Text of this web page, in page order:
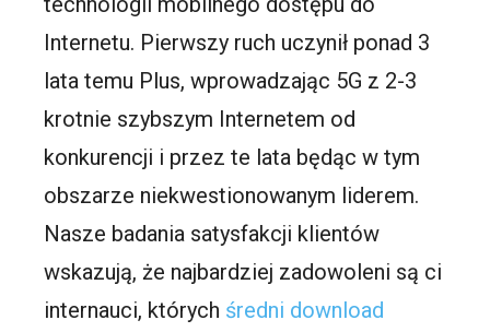
Internetu. Pierwszy ruch uczynił ponad 3
lata temu Plus, wprowadzając 5G z 2-3
krotnie szybszym Internetem od
konkurencji i przez te lata będąc w tym
obszarze niekwestionowanym liderem.
Nasze badania satysfakcji klientów
wskazują, że najbardziej zadowoleni są ci
internauci, których średni download